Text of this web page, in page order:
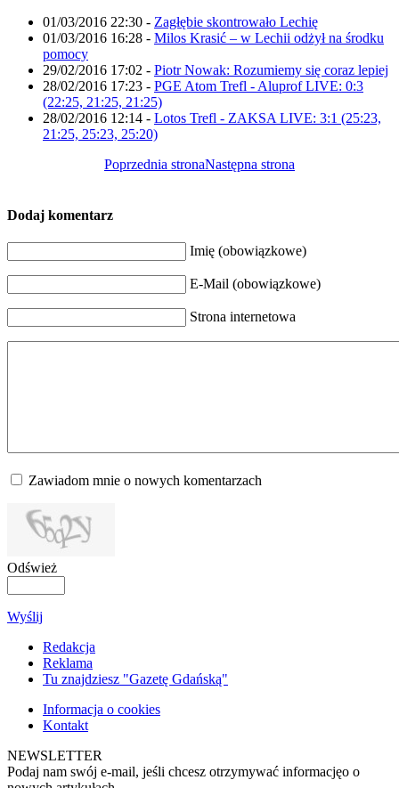
01/03/2016 22:30 - Zagłębie skontrowało Lechię
01/03/2016 16:28 - Milos Krasić – w Lechii odżył na środku
pomocy
29/02/2016 17:02 - Piotr Nowak: Rozumiemy się coraz lepiej
28/02/2016 17:23 - PGE Atom Trefl - Aluprof LIVE: 0:3
(22:25, 21:25, 21:25)
28/02/2016 12:14 - Lotos Trefl - ZAKSA LIVE: 3:1 (25:23,
21:25, 25:23, 25:20)
Poprzednia stronaNastępna strona
Dodaj komentarz
Imię (obowiązkowe)
E-Mail (obowiązkowe)
Strona internetowa
Zawiadom mnie o nowych komentarzach
Odśwież
Wyślij
Redakcja
Reklama
Tu znajdziesz "Gazetę Gdańską"
Informacja o cookies
Kontakt
NEWSLETTER
Podaj nam swój e-mail, jeśli chcesz otrzymywać informacjęo o